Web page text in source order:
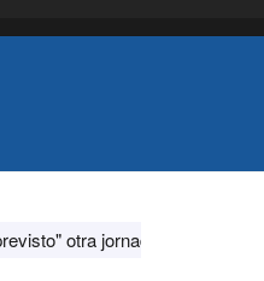
de diálogo por